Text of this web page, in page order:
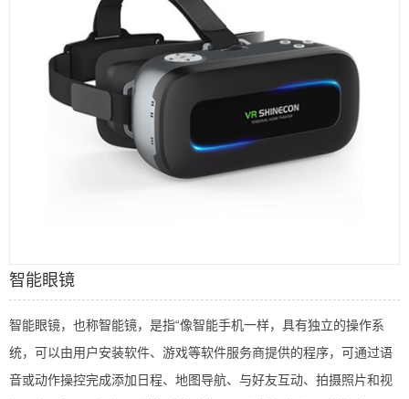
智能眼镜
智能眼镜，也称智能镜，是指“像智能手机一样，具有独立的操作系
统，可以由用户安装软件、游戏等软件服务商提供的程序，可通过语
音或动作操控完成添加日程、地图导航、与好友互动、拍摄照片和视